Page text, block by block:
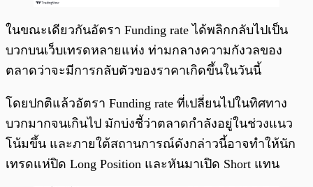
ในขณะเดียวกันอัตรา Funding rate ได้พลิกกลับไปเป็น
บวกบนเว็บเทรดหลายแห่ง ท่ามกลางความกังวลของ
ตลาดว่าจะมีการกลับตัวของราคาเกิดขึ้นในวันนี้
โดยปกติแล้วอัตรา Funding rate ที่เปลี่ยนไปในทิศทาง
บวกมากจนเกินไป มักบ่งชี้ว่าตลาดกำลังอยู่ในช่วงแนว
โน้มขึ้น และภายใต้สถานการณ์ดังกล่าวนี้อาจทำให้นัก
เทรดแห่ปิด Long Position และหันมาเปิด Short แทน